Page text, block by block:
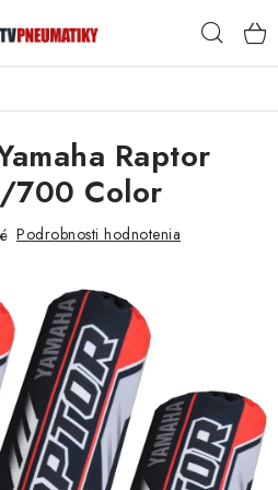
Raptor
Color
Podrobnosti hodnotenia